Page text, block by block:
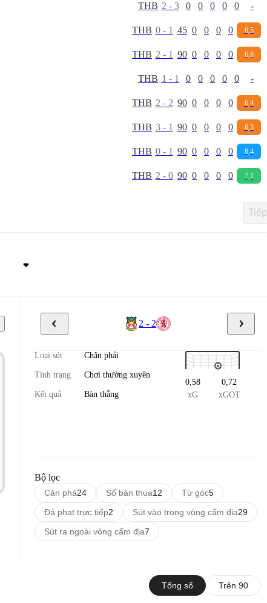
THB 2 - 3 0 0 0 0 0 -
THB 0- 1 45 0 0 0 0 6,5
THB 2 - 1 90 0 0 0 0 6,8
THB 1 - 1 0 0 0 0 0 -
THB 2 - 2 90 0 0 0 0 6,4
THB 3- 1 90 0 0 0 0 6,3
THB 0- 1 90 0 0 0 0 8,4
THB 2 - 0 90 0 0 0 0 7,1
Tiếp
2 - 2
Loại sút Chân phải
Tình trạng Chơi thường xuyên
Kết quả Bàn thắng
0,58
xG
0,72
xGOT
Bộ lọc
Cản phá24 Số bàn thua12 Từ góc5
Đá phạt trực tiếp2 Sút vào trong vòng cấm địa29
Sút ra ngoài vòng cấm địa7
Tổng số Trên 90